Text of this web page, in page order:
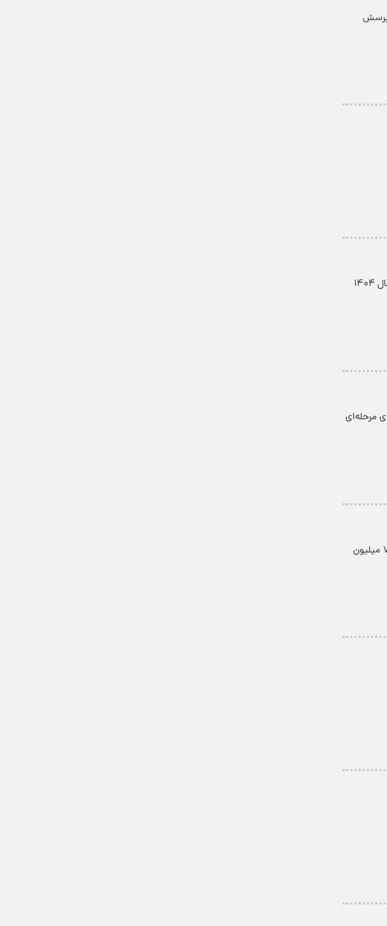
پرسش
مرحله ششم تسهیلات قرض‌الحسنه مستمری‌بگیران سازمان تامین اجتماعی در سال ۱۴۰۴
۲۰ درصدی سنواتی و اعمال ۳۰ درصدی مرحله‌ای
سقف پاداش پایان خدمت بازنشستگان لشگری و کشوری در بودجه ۱۴۰۵ به ۷۵۰ میلیون